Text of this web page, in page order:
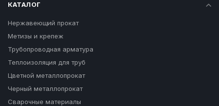
КАТАЛОГ
Нержавеющий прокат
Метизы и крепеж
Трубопроводная арматура
Теплоизоляция для труб
Цветной металлопрокат
Черный металлопрокат
Сварочные материалы